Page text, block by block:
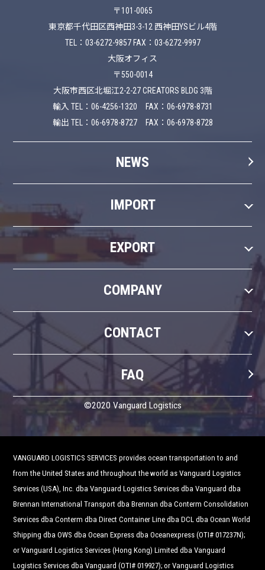
〒101-0065
東京都千代田区西神田3-3-12 西神田YSビル4階
TEL：03-6272-9857 FAX：03-6272-9997
大阪オフィス
〒550-0014
大阪市西区北堀江2-2-27 CREATORS BLDG 3階
輸入 TEL：06-4256-1320 FAX：06-6978-8731
輸出 TEL：06-6978-8727 FAX：06-6978-8728
NEWS
IMPORT
EXPORT
COMPANY
CONTACT
FAQ
©2020 Vanguard Logistics
VANGUARD LOGISTICS SERVICES provides ocean transportation to and
from the United States and throughout the world as Vanguard Logistics
Services (USA), Inc. dba Vanguard Logistics Services dba Vanguard dba
Brennan International Transport dba Brennan dba Conterm Consolidation
Services dba Conterm dba Direct Container Line dba DCL dba Ocean World
Shipping dba OWS dba Ocean Express dba Oceanexpress (OTI# 017237N);
or Vanguard Logistics Services (Hong Kong) Limited dba Vanguard
Logistics Services dba Vanguard (OTI# 019927); or Vanguard Logistics